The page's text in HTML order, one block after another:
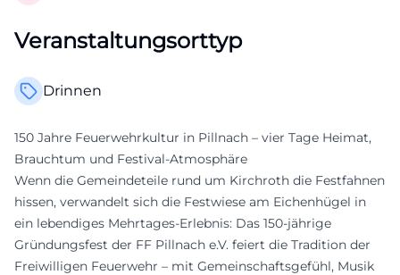
Veranstaltungsorttyp
Drinnen
150 Jahre Feuerwehrkultur in Pillnach – vier Tage Heimat,
Brauchtum und Festival-Atmosphäre
Wenn die Gemeindeteile rund um Kirchroth die Festfahnen
hissen, verwandelt sich die Festwiese am Eichenhügel in
ein lebendiges Mehrtages-Erlebnis: Das 150-jährige
Gründungsfest der FF Pillnach e.V. feiert die Tradition der
Freiwilligen Feuerwehr – mit Gemeinschaftsgefühl, Musik